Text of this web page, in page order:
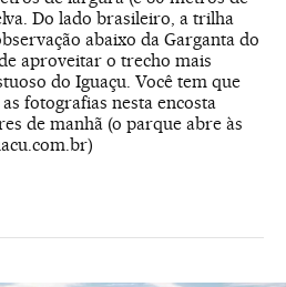
Do lado brasileiro, a trilha
abaixo da Garganta do
aproveitar o trecho mais
do Iguaçu. Você tem que
fotografias nesta encosta
de manhã (o parque abre às
)